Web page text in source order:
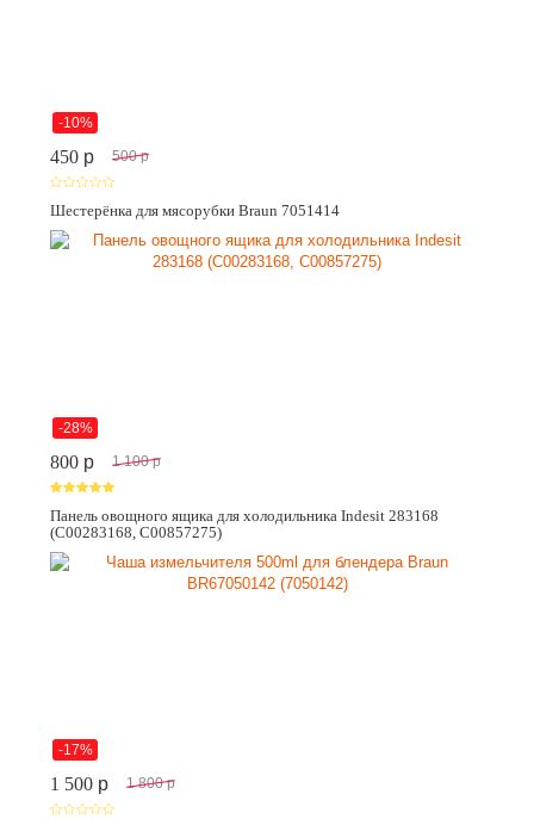
-10%
450 p 500 p
Шестерёнка для мясорубки Braun 7051414
-28%
800 p 1 100 p
Панель овощного ящика для холодильника Indesit 283168
(C00283168, C00857275)
-17%
1 500 p 1 800 p